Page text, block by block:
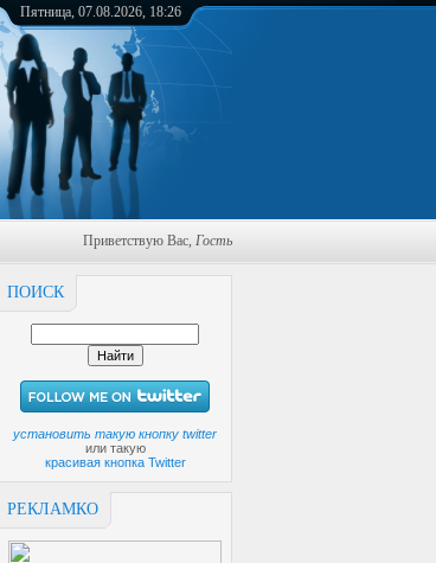
Пятница, 07.08.2026, 18:26
Приветствую Вас, Гость
ПОИСК
установить такую кнопку twitter
или такую
красивая кнопка Twitter
РЕКЛАМКО